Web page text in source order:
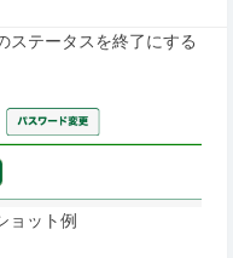
ステータスを終了にする
ョット例